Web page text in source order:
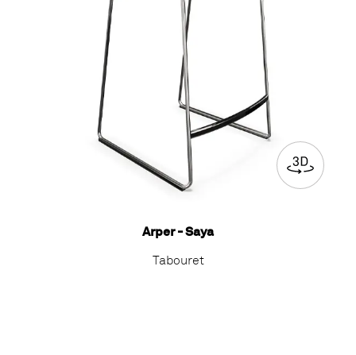
Arper - Saya
Tabouret